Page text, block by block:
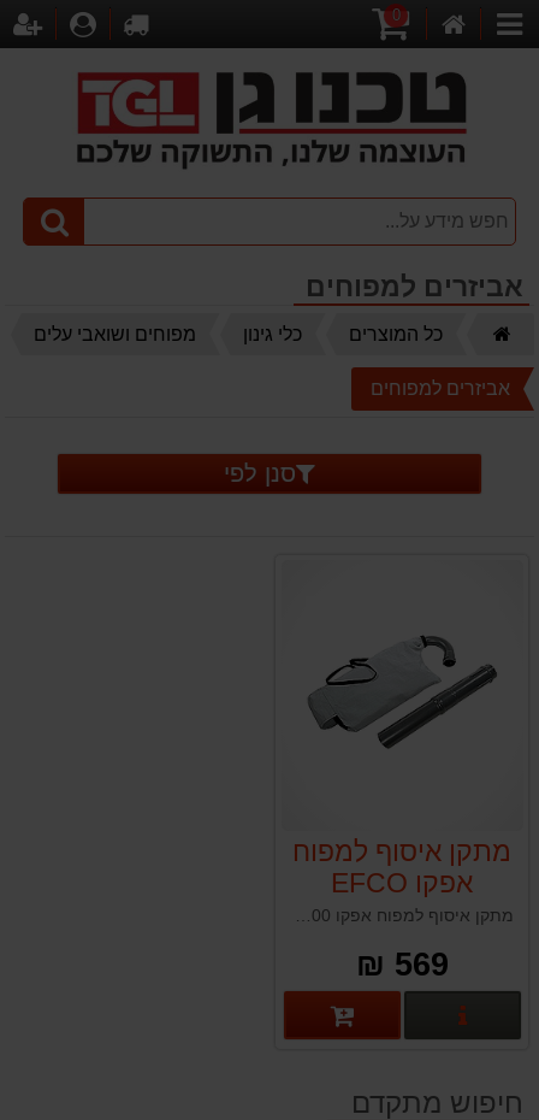
קטגוריות
הבית
0
לקופה
אביזרים למפוחים
כל המוצרים כלי גינון מפוחים ושואבי עלים
אביזרים למפוחים
סנן לפי
מתקן איסוף למפוח
אפקו EFCO
SA2500
מתקן איסוף למפוח אפקו EFCO SA2500 תוצרת איטליה
569 ₪
פרטים נוספים
חיפוש מתקדם